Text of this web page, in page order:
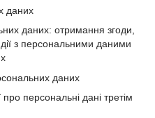
даних
даних: отримання згоди,
з персональними даними
даних
персональні дані третім